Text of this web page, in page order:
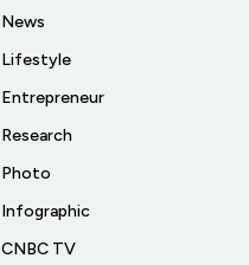
News
Lifestyle
Entrepreneur
Research
Photo
Infographic
CNBC TV